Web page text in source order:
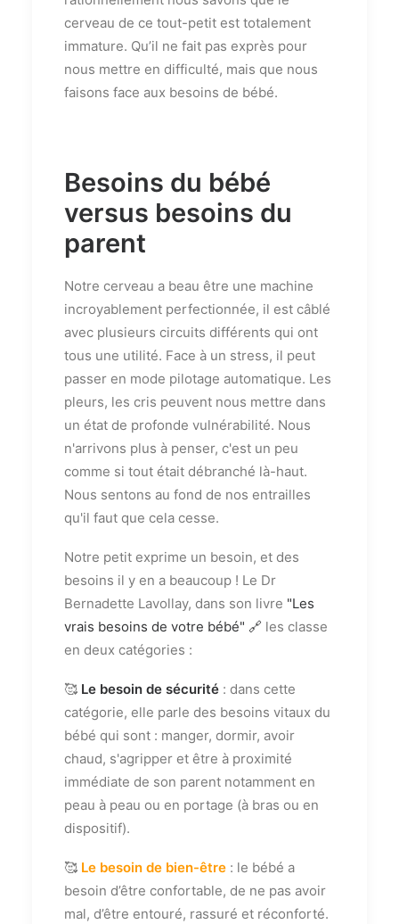
cerveau de ce tout-petit est totalement
immature. Qu’il ne fait pas exprès pour
nous mettre en difficulté, mais que nous
faisons face aux besoins de bébé.
Besoins du bébé
versus besoins du
parent
Notre cerveau a beau être une machine
incroyablement perfectionnée, il est câblé
avec plusieurs circuits différents qui ont
tous une utilité. Face à un stress, il peut
passer en mode pilotage automatique. Les
pleurs, les cris peuvent nous mettre dans
un état de profonde vulnérabilité. Nous
n'arrivons plus à penser, c'est un peu
comme si tout était débranché là-haut.
Nous sentons au fond de nos entrailles
qu'il faut que cela cesse.
Notre petit exprime un besoin, et des
besoins il y en a beaucoup ! Le Dr
Bernadette Lavollay, dans son livre "Les
vrais besoins de votre bébé" 🔗 les classe
en deux catégories :
🥰 Le besoin de sécurité : dans cette
catégorie, elle parle des besoins vitaux du
bébé qui sont : manger, dormir, avoir
chaud, s'agripper et être à proximité
immédiate de son parent notamment en
peau à peau ou en portage (à bras ou en
dispositif).
🥰 Le besoin de bien-être : le bébé a
besoin d’être confortable, de ne pas avoir
mal, d’être entouré, rassuré et réconforté.